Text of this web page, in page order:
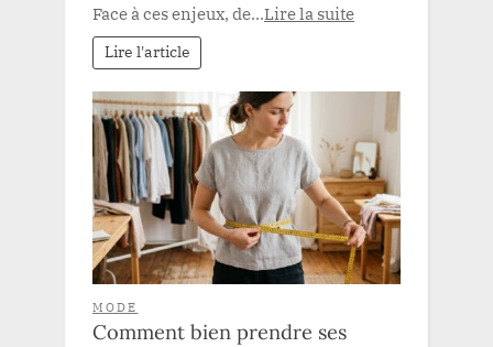
Face à ces enjeux, de...Lire la suite
Lire l'article
MODE
Comment bien prendre ses